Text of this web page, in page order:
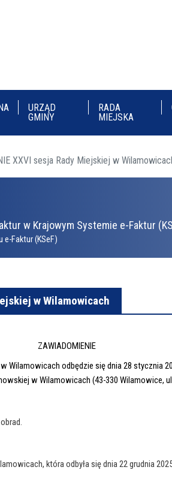
URZĄD
GMINY
RADA
MIEJSKA
XXVI sesja Rady Miejskiej w
w Krajowym Systemie e-Faktur
Faktur (KSeF)
w Wilamowicach
ZAWIADOMIENIE
Wilamowicach odbędzie się dnia 28 stycznia
w Wilamowicach (43-330 Wilamowice,
która odbyła się dnia 22 grudnia